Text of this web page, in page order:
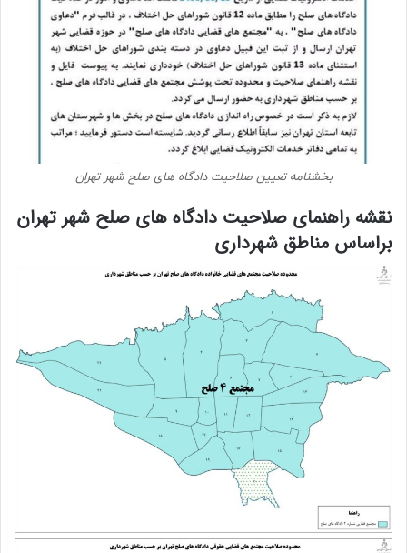
بخشنامه تعیین صلاحیت دادگاه های صلح شهر تهران
نقشه راهنمای صلاحیت دادگاه های صلح شهر تهران
براساس مناطق شهرداری